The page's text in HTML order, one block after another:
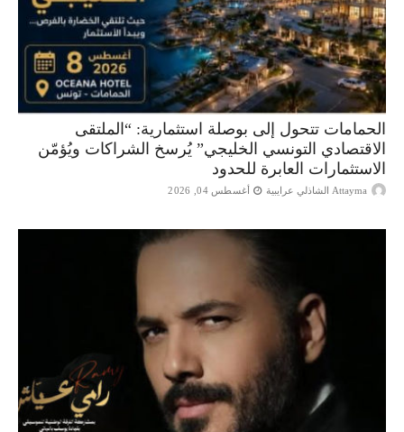
الحمامات تتحول إلى بوصلة استثمارية: “الملتقى
الاقتصادي التونسي الخليجي” يُرسخ الشراكات ويُؤمّن
الاستثمارات العابرة للحدود
Attayma الشاذلي عرايبية أغسطس 04, 2026